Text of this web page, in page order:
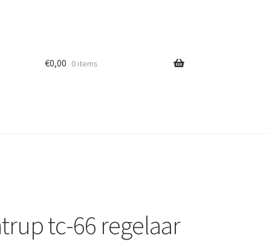
€0,00 0 items
tc-66 regelaar